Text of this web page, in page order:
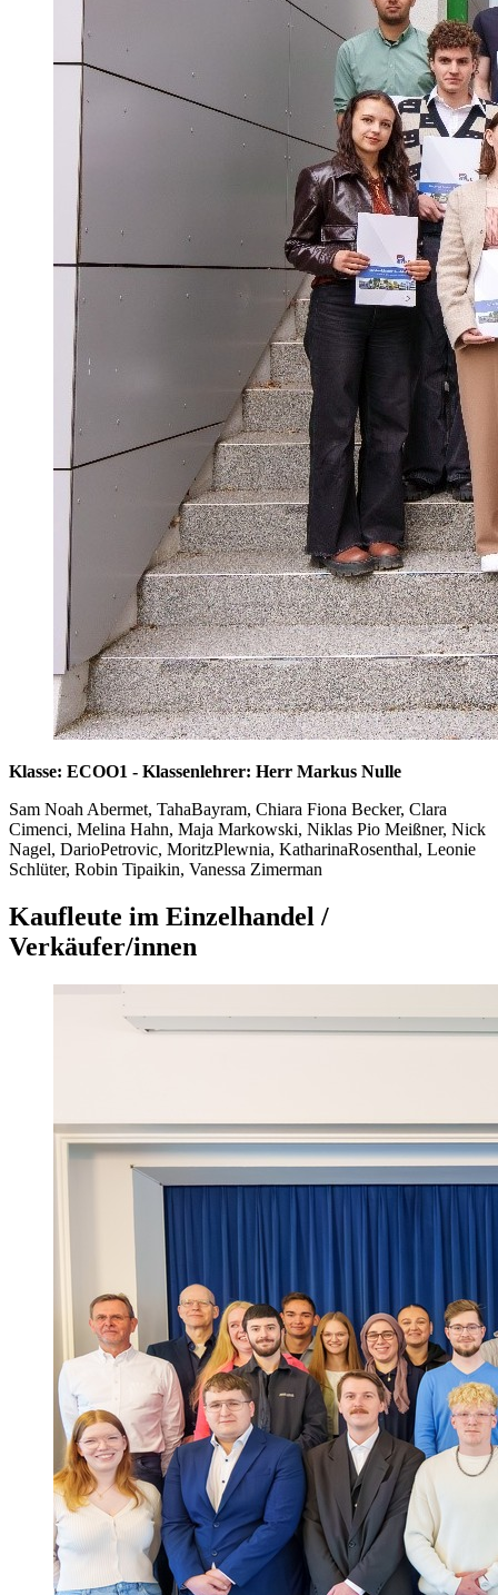
Klasse: ECOO1 - Klassenlehrer: Herr Markus Nulle
Sam Noah Abermet, TahaBayram, Chiara Fiona Becker, Clara
Cimenci, Melina Hahn, Maja Markowski, Niklas Pio Meißner, Nick
Nagel, DarioPetrovic, MoritzPlewnia, KatharinaRosenthal, Leonie
Schlüter, Robin Tipaikin, Vanessa Zimerman
Kaufleute im Einzelhandel /
Verkäufer/innen